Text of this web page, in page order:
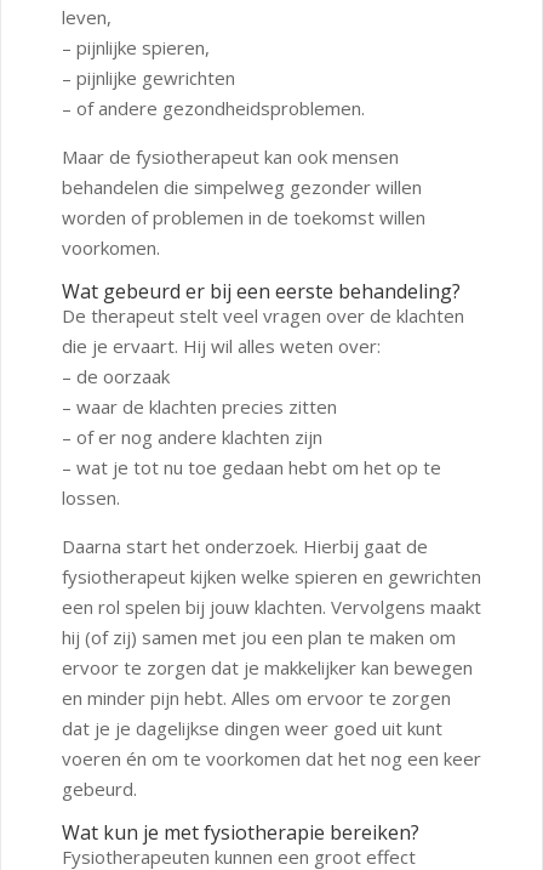
leven,
– pijnlijke spieren,
– pijnlijke gewrichten
– of andere gezondheidsproblemen.
Maar de fysiotherapeut kan ook mensen
behandelen die simpelweg gezonder willen
worden of problemen in de toekomst willen
voorkomen.
Wat gebeurd er bij een eerste behandeling?
De therapeut stelt veel vragen over de klachten
die je ervaart. Hij wil alles weten over:
– de oorzaak
– waar de klachten precies zitten
– of er nog andere klachten zijn
– wat je tot nu toe gedaan hebt om het op te
lossen.
Daarna start het onderzoek. Hierbij gaat de
fysiotherapeut kijken welke spieren en gewrichten
een rol spelen bij jouw klachten. Vervolgens maakt
hij (of zij) samen met jou een plan te maken om
ervoor te zorgen dat je makkelijker kan bewegen
en minder pijn hebt. Alles om ervoor te zorgen
dat je je dagelijkse dingen weer goed uit kunt
voeren én om te voorkomen dat het nog een keer
gebeurd.
Wat kun je met fysiotherapie bereiken?
Fysiotherapeuten kunnen een groot effect